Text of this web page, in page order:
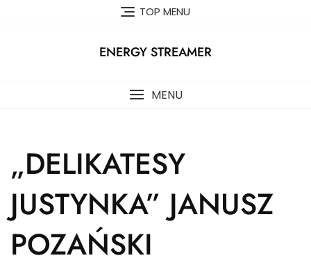
TOP MENU
ENERGY STREAMER
MENU
„DELIKATESY
JUSTYNKA” JANUSZ
POZAŃSKI